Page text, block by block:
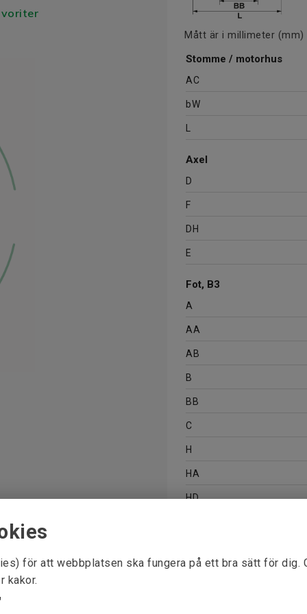
för att webbplatsen ska fungera på ett bra sätt för dig.
kakor.
Mått är i millimeter
Stomme / motorhus
AC
bW
Axel
D
F
DH
E
Fot, B3
A
AA
AB
B
BB
C
H
HA
HD